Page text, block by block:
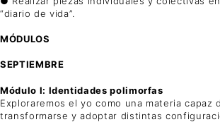
“diario de vida”.
MÓDULOS
SEPTIEMBRE
Módulo I: Identidades polimorfas
Exploraremos el yo como una materia capaz
transformarse y adoptar distintas